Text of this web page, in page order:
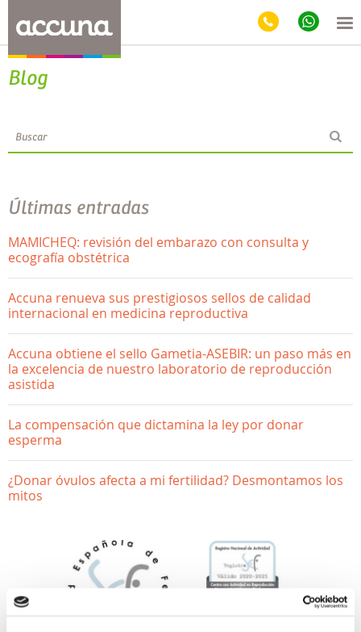
Blog
Últimas entradas
MAMICHEQ: revisión del embarazo con consulta y
ecografía obstétrica
Accuna renueva sus prestigiosos sellos de calidad
internacional en medicina reproductiva
Accuna obtiene el sello Gametia-ASEBIR: un paso más en
la excelencia de nuestro laboratorio de reproducción
asistida
La compensación que dictamina la ley por donar
esperma
¿Donar óvulos afecta a mi fertilidad? Desmontamos los
mitos